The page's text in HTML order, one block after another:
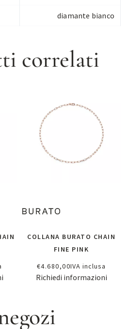
diamante bianco
correlati
COLLANA BURATO CHAIN
FINE PINK
€4.680,00IVA inclusa
Richiedi informazioni